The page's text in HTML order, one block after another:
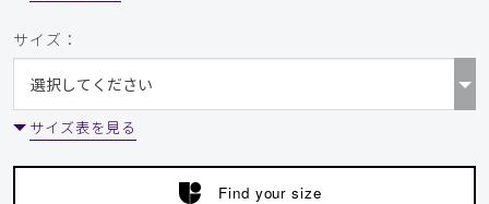
サイズ：
サイズ表を見る
Find your size